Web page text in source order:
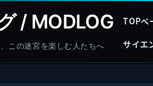
/ MODLOG
この迷宮を楽しむ人たちへ
TOPペ
サイエ